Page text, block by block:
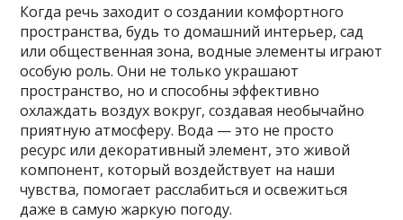
Когда речь заходит о создании комфортного
пространства, будь то домашний интерьер, сад
или общественная зона, водные элементы играют
особую роль. Они не только украшают
пространство, но и способны эффективно
охлаждать воздух вокруг, создавая необычайно
приятную атмосферу. Вода — это не просто
ресурс или декоративный элемент, это живой
компонент, который воздействует на наши
чувства, помогает расслабиться и освежиться
даже в самую жаркую погоду.